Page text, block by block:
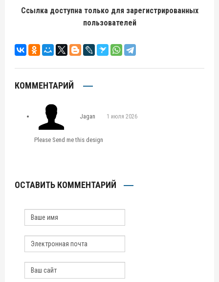
Ссылка доступна только для зарегистрированных
пользователей
КОММЕНТАРИЙ
Jagan 1 июля 2026
Please Send me this design
ОСТАВИТЬ КОММЕНТАРИЙ